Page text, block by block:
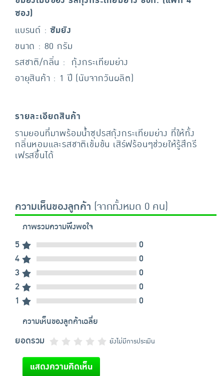
ซอง)
แบรนด์ :ซัมยัง
ขนาด : 80 กรัม
รสชาติ/กลิ่น : กุ้งกระเทียมย่าง
อายุสินค้า : 1 ปี (นับจากวันผลิต)
รายละเอียดสินค้า
รามยอนที่มาพร้อมน้ำซุปรสกุ้งกระเทียมย่าง ที่ให้ทั้ง
กลิ่นหอมและรสชาติเข้มข้น เสิร์ฟร้อนๆช่วยให้รู้สึกรี
เฟรสขึ้นได้
ความเห็นของลูกค้า (จากทั้งหมด 0 คน)
ภาพรวมความพึงพอใจ
5
0
4
0
3
0
2
0
1
0
ความเห็นของลูกค้าเฉลี่ย
ยอดรวม ยังไม่มีการประเมิน
แสดงความคิดเห็น